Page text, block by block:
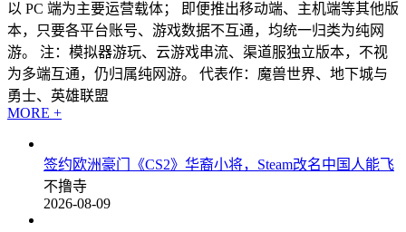
以 PC 端为主要运营载体； 即便推出移动端、主机端等其他版
本，只要各平台账号、游戏数据不互通，均统一归类为纯网
游。 注：模拟器游玩、云游戏串流、渠道服独立版本，不视
为多端互通，仍归属纯网游。 代表作：魔兽世界、地下城与
勇士、英雄联盟
MORE +
签约欧洲豪门《CS2》华裔小将，Steam改名中国人能飞
不撸寺
2026-08-09